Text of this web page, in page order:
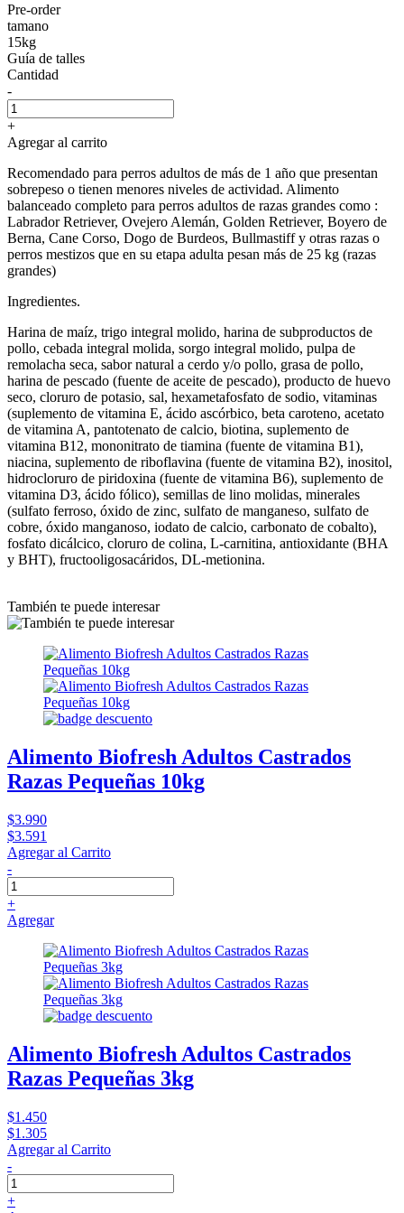
Pre-order
tamano
15kg
Guía de talles
Cantidad
-
+
Agregar al carrito
Recomendado para perros adultos de más de 1 año que presentan
sobrepeso o tienen menores niveles de actividad. Alimento
balanceado completo para perros adultos de razas grandes como :
Labrador Retriever, Ovejero Alemán, Golden Retriever, Boyero de
Berna, Cane Corso, Dogo de Burdeos, Bullmastiff y otras razas o
perros mestizos que en su etapa adulta pesan más de 25 kg (razas
grandes)
Ingredientes.
Harina de maíz, trigo integral molido, harina de subproductos de
pollo, cebada integral molida, sorgo integral molido, pulpa de
remolacha seca, sabor natural a cerdo y/o pollo, grasa de pollo,
harina de pescado (fuente de aceite de pescado), producto de huevo
seco, cloruro de potasio, sal, hexametafosfato de sodio, vitaminas
(suplemento de vitamina E, ácido ascórbico, beta caroteno, acetato
de vitamina A, pantotenato de calcio, biotina, suplemento de
vitamina B12, mononitrato de tiamina (fuente de vitamina B1),
niacina, suplemento de riboflavina (fuente de vitamina B2), inositol,
hidrocloruro de piridoxina (fuente de vitamina B6), suplemento de
vitamina D3, ácido fólico), semillas de lino molidas, minerales
(sulfato ferroso, óxido de zinc, sulfato de manganeso, sulfato de
cobre, óxido manganoso, iodato de calcio, carbonato de cobalto),
fosfato dicálcico, cloruro de colina, L-carnitina, antioxidante (BHA
y BHT), fructooligosacáridos, DL-metionina.
También te puede interesar
Alimento Biofresh Adultos Castrados
Razas Pequeñas 10kg
$3.990
$3.591
Agregar al Carrito
-
+
Agregar
Alimento Biofresh Adultos Castrados
Razas Pequeñas 3kg
$1.450
$1.305
Agregar al Carrito
-
+